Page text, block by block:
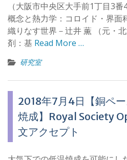
（大阪市中央区大手前1丁目3
概念と熱力学：コロイド・界面
織りなす世界－辻井 薫 （元・
剤：基 Read More …
研究室
2018年7月4日【銅ペ
焼成】Royal Society
文アクセプト